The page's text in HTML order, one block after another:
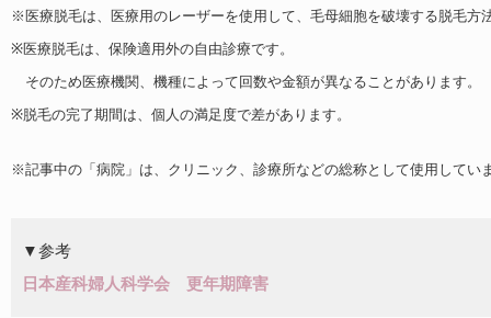
※医療脱毛は、医療用のレーザーを使用して、毛母細胞を破壊する脱毛方
※医療脱毛は、保険適用外の自由診療です。
そのため医療機関、機種によって回数や金額が異なることがあります。
※脱毛の完了期間は、個人の満足度で差があります。
※記事中の「病院」は、クリニック、診療所などの総称として使用してい
▼参考
日本産科婦人科学会 更年期障害